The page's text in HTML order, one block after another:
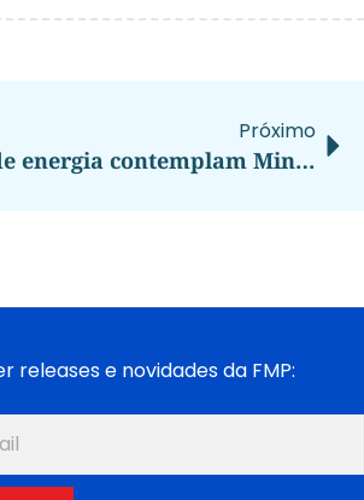
Próximo
Contratos de transmissão de energia contemplam Minas Gerais e investimentos de R$ 21,7 bilhões
releases e novidades da FMP: